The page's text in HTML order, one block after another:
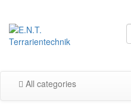
All categories